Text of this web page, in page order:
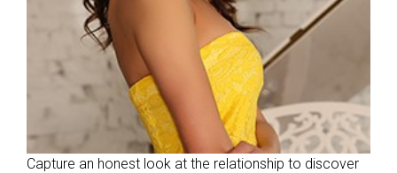
Capture an honest look at the relationship to discover